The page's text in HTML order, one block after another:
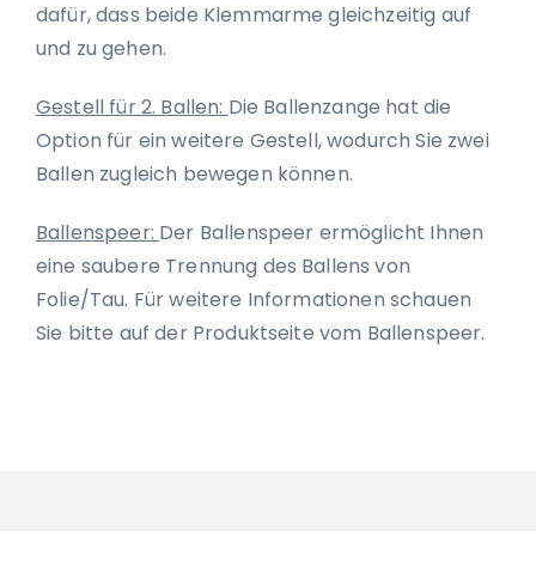
dafür, dass beide Klemmarme gleichzeitig auf
und zu gehen.
Gestell für 2. Ballen: Die Ballenzange hat die
Option für ein weitere Gestell, wodurch Sie zwei
Ballen zugleich bewegen können.
Ballenspeer: Der Ballenspeer ermöglicht Ihnen
eine saubere Trennung des Ballens von
Folie/Tau. Für weitere Informationen schauen
Sie bitte auf der Produktseite vom Ballenspeer.